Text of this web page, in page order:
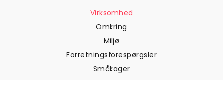
Virksomhed
Omkring
Miljø
Forretningsforespørgsler
Småkager
Fortrolighedspolitik